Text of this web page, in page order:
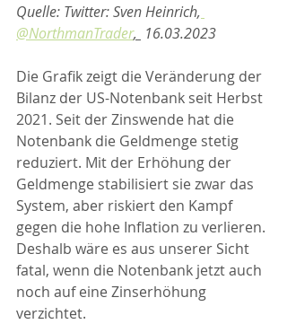
Quelle: Twitter: Sven Heinrich,
@NorthmanTrader, 16.03.2023
Die Grafik zeigt die Veränderung der
Bilanz der US-Notenbank seit Herbst
2021. Seit der Zinswende hat die
Notenbank die Geldmenge stetig
reduziert. Mit der Erhöhung der
Geldmenge stabilisiert sie zwar das
System, aber riskiert den Kampf
gegen die hohe Inflation zu verlieren.
Deshalb wäre es aus unserer Sicht
fatal, wenn die Notenbank jetzt auch
noch auf eine Zinserhöhung
verzichtet.